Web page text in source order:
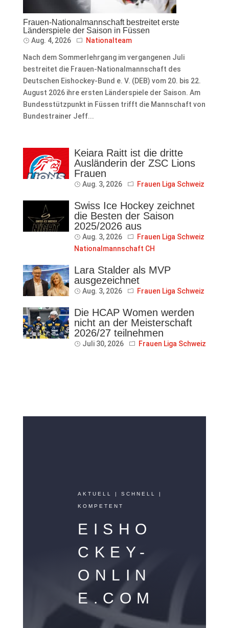
Frauen-Nationalmannschaft bestreitet erste
Länderspiele der Saison in Füssen
Aug. 4, 2026 Nationalteam
Nach dem Sommerlehrgang im vergangenen Juli
bestreitet die Frauen-Nationalmannschaft des
Deutschen Eishockey-Bund e. V. (DEB) vom 20. bis 22.
August 2026 ihre ersten Länderspiele der Saison. Am
Bundesstützpunkt in Füssen trifft die Mannschaft von
Bundestrainer Jeff...
Keiara Raitt ist die dritte
Ausländerin der ZSC Lions
Frauen
Aug. 3, 2026 Frauen Liga Schweiz
Swiss Ice Hockey zeichnet
die Besten der Saison
2025/2026 aus
Aug. 3, 2026
Frauen Liga Schweiz
Nationalmannschaft CH
Lara Stalder als MVP
ausgezeichnet
Aug. 3, 2026 Frauen Liga Schweiz
Die HCAP Women werden
nicht an der Meisterschaft
2026/27 teilnehmen
Juli 30, 2026 Frauen Liga Schweiz
AKTUELL | SCHNELL |
KOMPETENT
EISHO
CKEY-
ONLIN
E.COM